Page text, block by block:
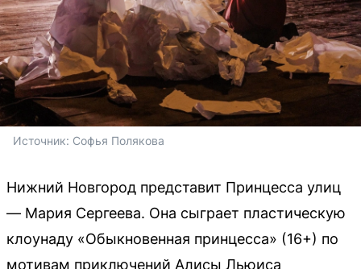
Источник: Софья Полякова
Нижний Новгород представит Принцесса улиц
— Мария Сергеева. Она сыграет пластическую
клоунаду «Обыкновенная принцесса» (16+) по
мотивам приключений Алисы Льюиса